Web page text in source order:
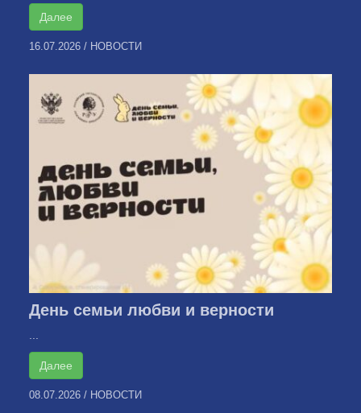
Далее
16.07.2026 / НОВОСТИ
День семьи любви и верности
Далее
08.07.2026 / НОВОСТИ